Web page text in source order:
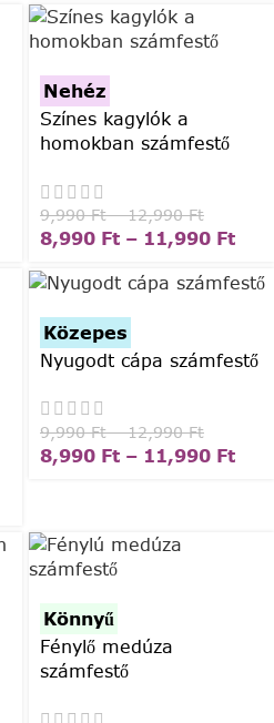
Nehéz
Színes kagylók a
homokban számfestő
9,990Ft – 12,990Ft
8,990 Ft – 11,990 Ft
Közepes
Nyugodt cápa számfestő
9,990Ft – 12,990Ft
8,990 Ft – 11,990 Ft
Könnyű
Fénylő medúza
számfestő